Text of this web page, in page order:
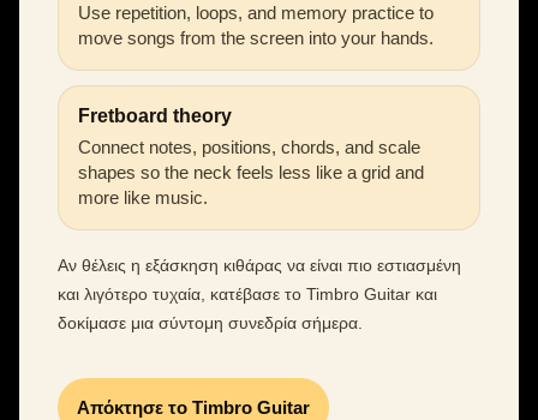
Use repetition, loops, and memory practice to
move songs from the screen into your hands.
Fretboard theory
Connect notes, positions, chords, and scale
shapes so the neck feels less like a grid and
more like music.
Αν θέλεις η εξάσκηση κιθάρας να είναι πιο εστιασμένη
και λιγότερο τυχαία, κατέβασε το Timbro Guitar και
δοκίμασε μια σύντομη συνεδρία σήμερα.
Απόκτησε το Timbro Guitar